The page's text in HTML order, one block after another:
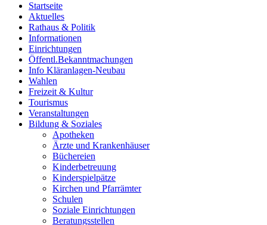
Startseite
Aktuelles
Rathaus & Politik
Informationen
Einrichtungen
Öffentl.Bekanntmachungen
Info Kläranlagen-Neubau
Wahlen
Freizeit & Kultur
Tourismus
Veranstaltungen
Bildung & Soziales
Apotheken
Ärzte und Krankenhäuser
Büchereien
Kinderbetreuung
Kinderspielpätze
Kirchen und Pfarrämter
Schulen
Soziale Einrichtungen
Beratungsstellen